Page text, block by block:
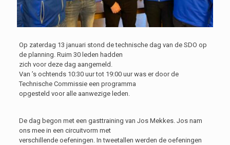
Op zaterdag 13 januari stond de technische dag van de SDO op
de planning. Ruim 30 leden hadden
zich voor deze dag aangemeld.
Van ’s ochtends 10:30 uur tot 19:00 uur was er door de
Technische Commissie een programma
opgesteld voor alle aanwezige leden.
De dag begon met een gasttraining van Jos Mekkes. Jos nam
ons mee in een circuitvorm met
verschillende oefeningen. In tweetallen werden de oefeningen